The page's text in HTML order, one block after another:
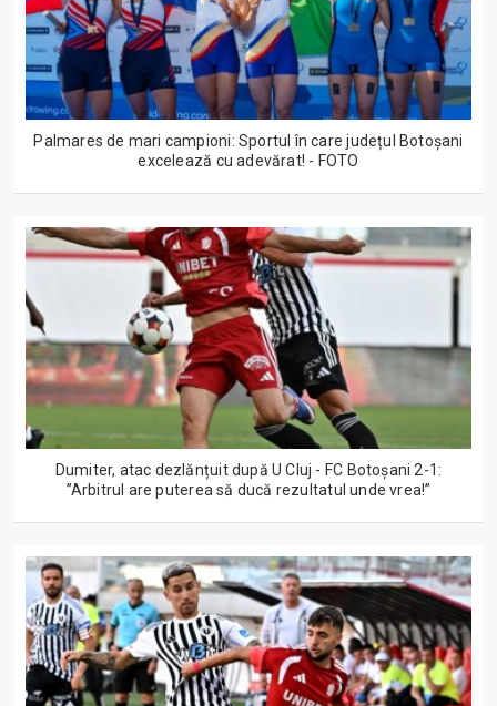
Palmares de mari campioni: Sportul în care județul Botoșani
excelează cu adevărat! - FOTO
Dumiter, atac dezlănțuit după U Cluj - FC Botoșani 2-1:
”Arbitrul are puterea să ducă rezultatul unde vrea!”